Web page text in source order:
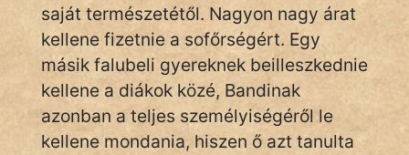
saját természetétől. Nagyon nagy árat
kellene fizetnie a sofőrségért. Egy
másik falubeli gyereknek beilleszkednie
kellene a diákok közé, Bandinak
azonban a teljes személyiségéről le
kellene mondania, hiszen ő azt tanulta